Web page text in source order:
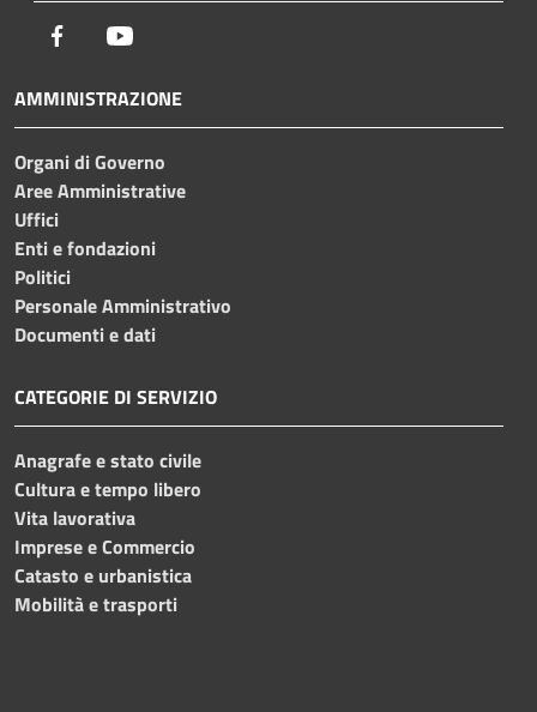
Facebook
AMMINISTRAZIONE
Organi di Governo
Aree Amministrative
Uffici
Enti e fondazioni
Politici
Personale Amministrativo
Documenti e dati
CATEGORIE DI SERVIZIO
Anagrafe e stato civile
Cultura e tempo libero
Vita lavorativa
Imprese e Commercio
Catasto e urbanistica
Mobilità e trasporti